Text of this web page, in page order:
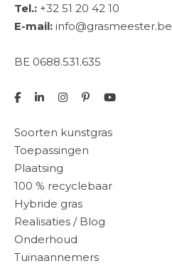
Tel.: +32 51 20 42 10
E-mail: info@grasmeester.be
BE 0688.531.635
Soorten kunstgras
Toepassingen
Plaatsing
100 % recyclebaar
Hybride gras
Realisaties / Blog
Onderhoud
Tuinaannemers